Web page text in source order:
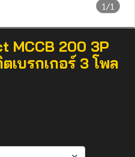
1/1
MCCB 200 3P
เบรกเกอร์ 3 โพล